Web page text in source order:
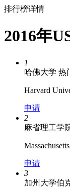
排行榜详情
2016年
1
哈佛大学 热
Harvard
申请
2
麻省理工学
申请
3
加州大学伯